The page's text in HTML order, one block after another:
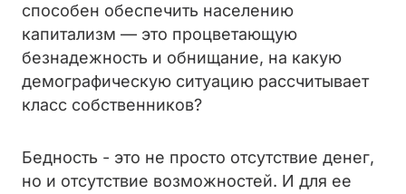
способен обеспечить населению
капитализм — это процветающую
безнадежность и обнищание, на какую
демографическую ситуацию рассчитывает
класс собственников?
Бедность - это не просто отсутствие денег,
но и отсутствие возможностей. И для ее